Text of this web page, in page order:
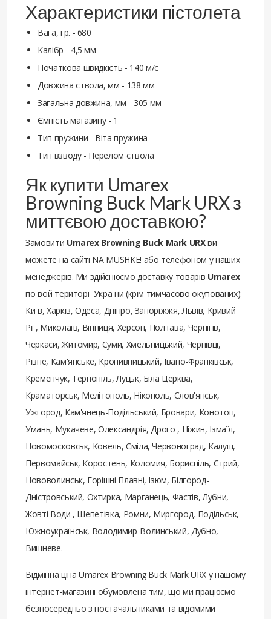
Характеристики пістолета
Вага, гр. - 680
Калібр - 4,5 мм
Початкова швидкість - 140 м/с
Довжина ствола, мм - 138 мм
Загальна довжина, мм - 305 мм
Ємність магазину - 1
Тип пружини - Віта пружина
Тип взводу - Перелом ствола
Як купити Umarex
Browning Buck Mark URX з
миттєвою доставкою?
Замовити Umarex Browning Buck Mark URXви
можете на сайті NA MUSHKE! або телефоном у наших
менеджерів. Ми здійснюємо доставку товарів Umarex
по всій території України (крім тимчасово окупованих):
Київ, Харків, Одеса, Дніпро, Запоріжжя, Львів, Кривий
Ріг, Миколаїв, Вінниця, Херсон, Полтава, Чернігів,
Черкаси, Житомир, Суми, Хмельницький, Чернівці,
Рівне, Кам'янське, Кропивницький, Івано-Франківськ,
Кременчук, Тернопіль, Луцьк, Біла Церква,
Краматорськ, Мелітополь, Нікополь, Слов'янськ,
Ужгород, Кам'янець-Подільський, Бровари, Конотоп,
Умань, Мукачеве, Олександрія, Дрого , Ніжин, Ізмаїл,
Новомосковськ, Ковель, Сміла, Червоноград, Калуш,
Первомайськ, Коростень, Коломия, Бориспіль, Стрий,
Нововолинськ, Горішні Плавні, Ізюм, Білгород-
Дністровський, Охтирка, Марганець, Фастів, Лубни,
Жовті Води , Шепетівка, Ромни, Миргород, Подільськ,
Южноукраїнськ, Володимир-Волинський, Дубно,
Вишневе.
Відмінна ціна Umarex Browning Buck Mark URX у нашому
інтернет-магазині обумовлена ​​тим, що ми працюємо
безпосередньо з постачальниками та відомими